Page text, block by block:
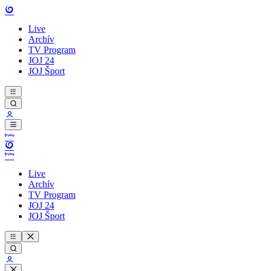
Live
Archív
TV Program
JOJ 24
JOJ Šport
Live
Archív
TV Program
JOJ 24
JOJ Šport